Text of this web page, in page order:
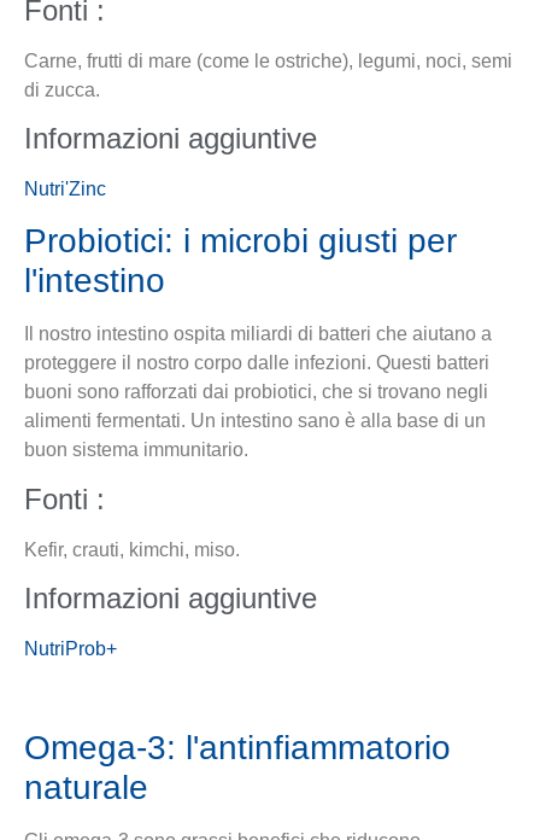
Fonti :
Carne, frutti di mare (come le ostriche), legumi, noci, semi
di zucca.
Informazioni aggiuntive
Nutri'Zinc
Probiotici: i microbi giusti per
l'intestino
Il nostro intestino ospita miliardi di batteri che aiutano a
proteggere il nostro corpo dalle infezioni. Questi batteri
buoni sono rafforzati dai probiotici, che si trovano negli
alimenti fermentati. Un intestino sano è alla base di un
buon sistema immunitario.
Fonti :
Kefir, crauti, kimchi, miso.
Informazioni aggiuntive
NutriProb+
Omega-3: l'antinfiammatorio
naturale